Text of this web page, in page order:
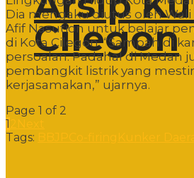
Cilegon
Dia mengaku diutus oleh
Afif Nasution untuk belajar
di Kota Cilegon. “Sampah di
persoalan. Padahal di Medan
pembangkit listrik yang
kerjasamakan,” ujarnya.
Page 1 of 2
1
Tags: